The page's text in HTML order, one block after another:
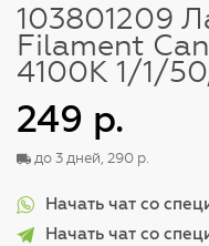
103801209
Filament
4100K 1/1/
249 р.
до 3 дней, 290 р.
Начать чат со
Начать чат со